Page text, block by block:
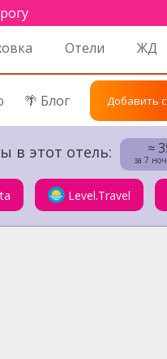
Отели ЖД
🌴 Блог Добавить
в этот отель: ≈
за 7
Level.Travel